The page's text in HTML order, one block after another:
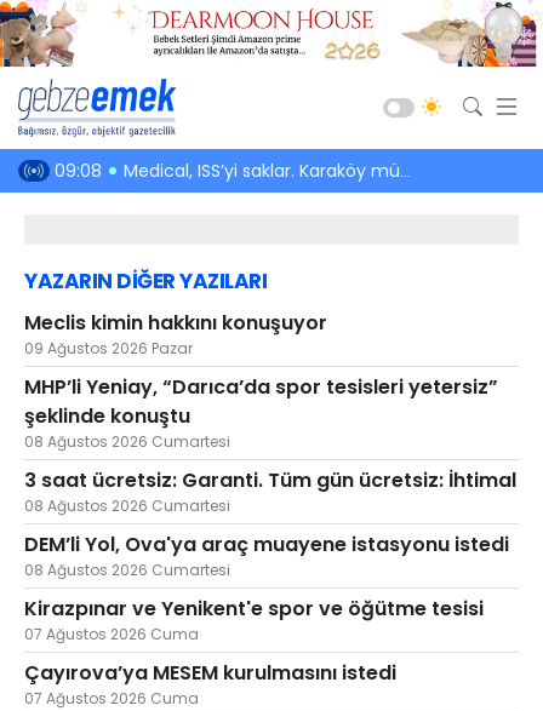
09:08 Medical, ISS’yi saklar. Karaköy mühür söker. Müteahhit hizmeti önler
YAZARIN DİĞER YAZILARI
Meclis kimin hakkını konuşuyor
09 Ağustos 2026 Pazar
MHP’li Yeniay, “Darıca’da spor tesisleri yetersiz”
şeklinde konuştu
08 Ağustos 2026 Cumartesi
3 saat ücretsiz: Garanti. Tüm gün ücretsiz: İhtimal
08 Ağustos 2026 Cumartesi
DEM’li Yol, Ova'ya araç muayene istasyonu istedi
08 Ağustos 2026 Cumartesi
Kirazpınar ve Yenikent'e spor ve öğütme tesisi
07 Ağustos 2026 Cuma
Çayırova’ya MESEM kurulmasını istedi
07 Ağustos 2026 Cuma
Güncel
Siyaset
Spor
Ekonomi
Sağlık
Kültür-Sanat
Emlak
Teknoloji